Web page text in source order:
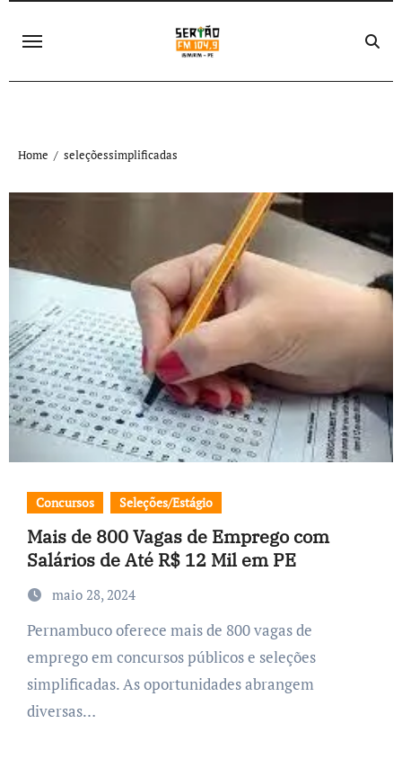
Home seleçõessimplificadas
Concursos Seleções/Estágio
Mais de 800 Vagas de Emprego com
Salários de Até R$ 12 Mil em PE
maio 28, 2024
Pernambuco oferece mais de 800 vagas de
emprego em concursos públicos e seleções
simplificadas. As oportunidades abrangem
diversas…